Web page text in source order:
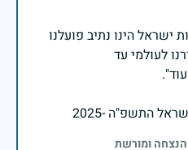
ישראל הינו נתיב פועלנו
התשפ"ה -2025
ומורשת